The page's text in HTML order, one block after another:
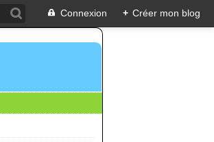
Connexion + Créer mon blog